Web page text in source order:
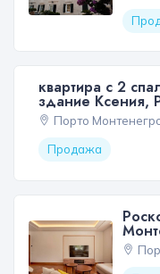
квартира с 2
здание Ксения,
Порто
Продажа